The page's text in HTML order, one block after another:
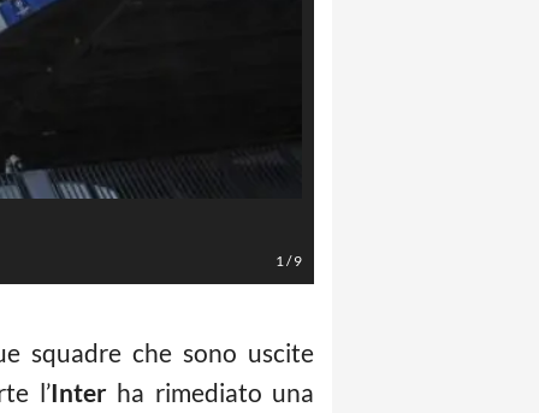
1/9
squadre che sono uscite
l’Interha rimediato una